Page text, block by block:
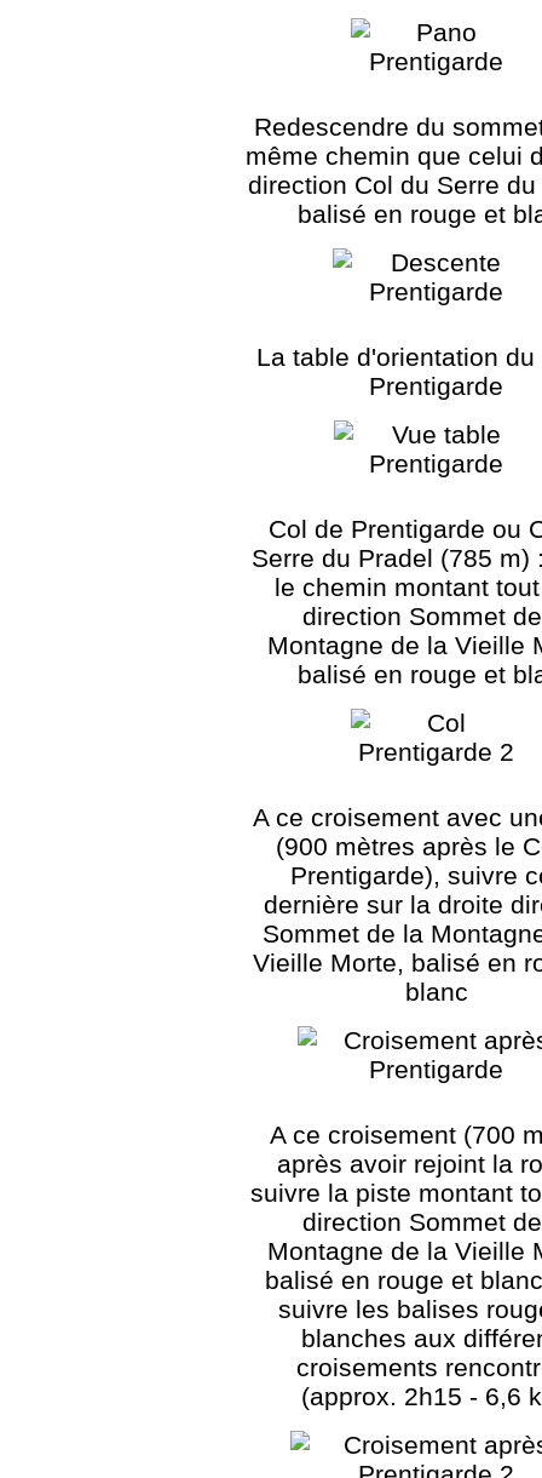
Redescendre du
même chemin que celui
direction Col du Serre
balisé en rouge et
La table d'orientation du
Prentigarde
Col de Prentigarde ou
Serre du Pradel (785 m)
le chemin montant
direction Sommet
Montagne de la Vieille
balisé en rouge et
A ce croisement avec
(900 mètres après le
Prentigarde), suivre
dernière sur la droite
Sommet de la
Vieille Morte, balisé en
blanc
A ce croisement (700
après avoir rejoint la
suivre la piste montant
direction Sommet
Montagne de la Vieille
balisé en rouge et
suivre les balises
blanches aux
croisements
(approx. 2h15 - 6,6